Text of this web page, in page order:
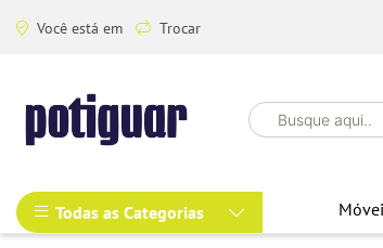
Você está em Trocar
Todas as Categorias